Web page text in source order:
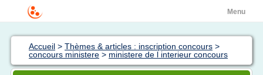
Menu
Accueil > Thèmes & articles : inscription concours >
concours ministere > ministere de l interieur concours